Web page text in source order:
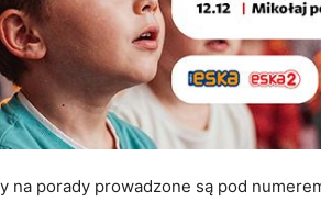
na porady prowadzone są pod